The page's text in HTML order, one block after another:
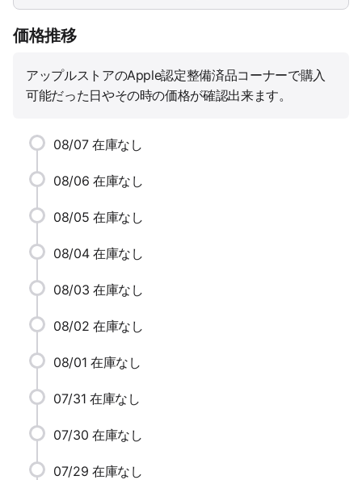
価格推移
アップルストアのApple認定整備済品コーナーで購入
可能だった日やその時の価格が確認出来ます。
08/07 在庫なし
08/06 在庫なし
08/05 在庫なし
08/04 在庫なし
08/03 在庫なし
08/02 在庫なし
08/01 在庫なし
07/31 在庫なし
07/30 在庫なし
07/29 在庫なし